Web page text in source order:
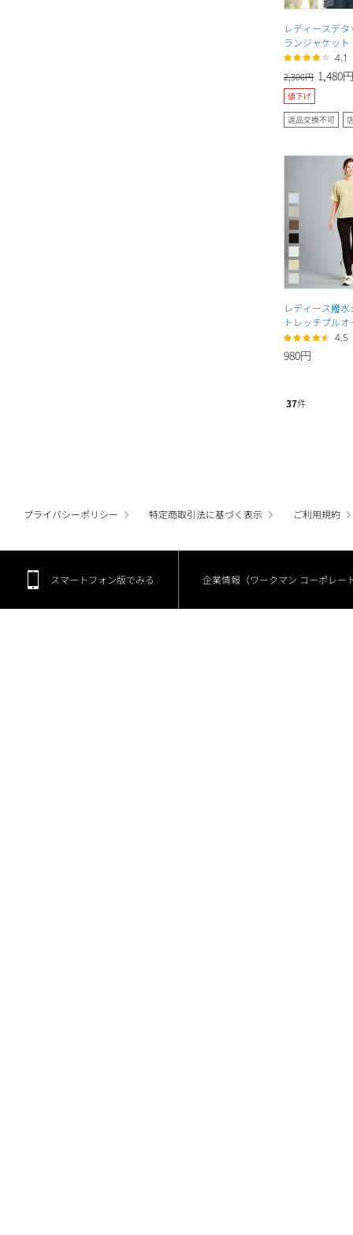
レディースデ
ランジャケット
4.1
2,300円 1,480円
値下げ
返品交換不可
レディース撥
トレッチプル
4.5
980円
37件
プライバシーポリシー 特定商取引法に基づく表示 ご利用規約
スマートフォン版でみる 企業情報（ワークマン コーポレー